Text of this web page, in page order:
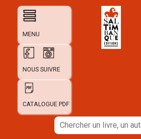
MENU
NOUS SUIVRE
CATALOGUE PDF
Chercher
un